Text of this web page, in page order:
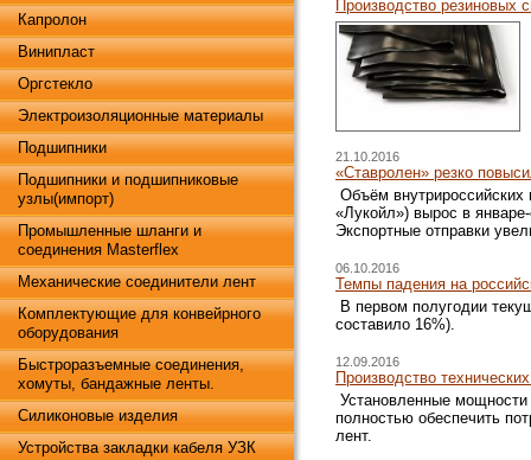
Капролон
Винипласт
Оргстекло
Электроизоляционные материалы
Подшипники
Подшипники и подшипниковые
узлы(импорт)
Промышленные шланги и
соединения Masterflex
Механические соединители лент
Комплектующие для конвейрного
оборудования
Быстроразъемные соединения,
хомуты, бандажные ленты.
Силиконовые изделия
Устройства закладки кабеля УЗК
Производство резиновых
21.10.2016
«Ставролен» резко
Объём
«Лукойл») вырос в
Экспортные отправки
06.10.2016
Темпы падения на
В первом полугодии
составило 16%).
12.09.2016
Производство
Установленные мощности
полностью обеспечить
лент.